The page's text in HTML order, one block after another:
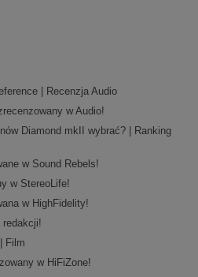
| Recenzja Audio
w Audio!
Diamond mkII wybrać? | Ranking
w Sound Rebels!
w StereoLife!
w HighFidelity!
redakcji!
Film
w HiFiZone!